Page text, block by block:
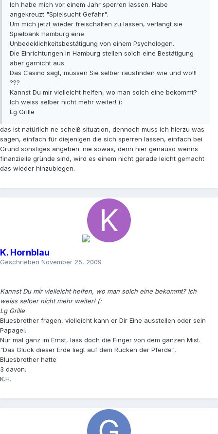
Ich habe mich vor einem Jahr sperren lassen. Habe
angekreuzt "Spielsucht Gefahr".
Um mich jetzt wieder freischalten zu lassen, verlangt sie
Spielbank Hamburg eine
Unbedeklichkeitsbestätigung von einem Psychologen.
Die Einrichtungen in Hamburg stellen solch eine Bestätigung
aber garnicht aus.
Das Casino sagt, müssen Sie selber rausfinden wie und wo!!!
???
Kannst Du mir vielleicht helfen, wo man solch eine bekommt?
Ich weiss selber nicht mehr weiter! (:
Lg Grille
das ist natürlich ne scheiß situation, dennoch muss ich hierzu was
sagen, einfach für diejenigen die sich sperren lassen, einfach bei
Grund sonstiges angeben. nie sowas, denn hier genauso wenns
finanzielle gründe sind, wird es einem nicht gerade leicht gemacht
das wieder hinzubiegen.
K. Hornblau
Geschrieben November 25, 2009
Kannst Du mir vielleicht helfen, wo man solch eine bekommt? Ich
weiss selber nicht mehr weiter! (:
Lg Grille
Bluesbrother fragen, vielleicht kann er Dir Eine ausstellen oder sein
Papagei.
Nur mal ganz im Ernst, lass doch die Finger von dem ganzen Mist.
"Das Glück dieser Erde liegt auf dem Rücken der Pferde",
Bluesbrother hatte
3 davon.
K.H.